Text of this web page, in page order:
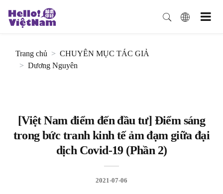
Trang chủ
CHUYÊN MỤC TÁC GIẢ
Dương Nguyên
[Việt Nam điểm đến đầu tư] Điểm sáng
trong bức tranh kinh tế ảm đạm giữa đại
dịch Covid-19 (Phần 2)
2021-07-06